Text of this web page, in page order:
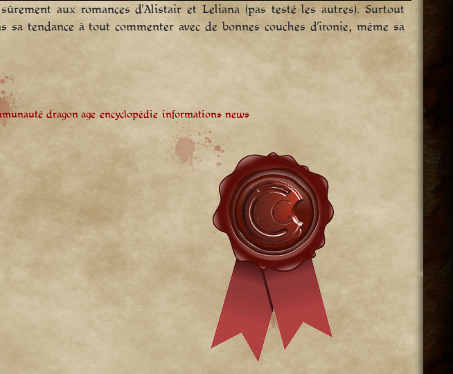
aux romances d’Alistair et Leliana (pas testé les autres). Surtout
tendance à tout commenter avec de bonnes couches d’ironie, même sa
dragon age encyclopédie informations news